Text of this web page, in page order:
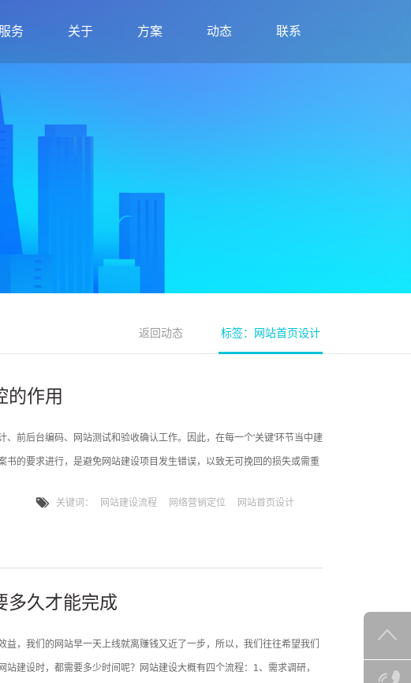
服务 关于 方案 动态 联系
返回动态 标签：网站首页设计
的作用
、前后台编码、网站测试和验收确认工作。因此，在每一个'关键'环节当中建
书的要求进行，是避免网站建设项目发生错误，以致无可挽回的损失或需重
网络这块，当然是让客房
关键词： 网站建设流程 网络营销定位 网站首页设计
多久才能完成
益，我们的网站早一天上线就离赚钱又近了一步，所以，我们往往希望我们
建设时，都需要多少时间呢？网站建设大概有四个流程：1、需求调研，